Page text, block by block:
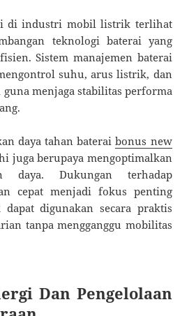
di industri mobil listrik terlihat
teknologi baterai yang
Sistem manajemen baterai
suhu, arus listrik, dan
guna menjaga stabilitas performa
daya tahan bateraibonus new
juga berupaya mengoptimalkan
daya. Dukungan terhadap
cepat menjadi fokus penting
digunakan secara praktis
tanpa mengganggu mobilitas
Dan Pengelolaan